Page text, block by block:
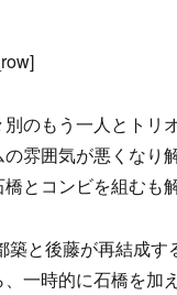
のもう一人とトリ
雰囲気が悪くなり
とコンビを組むも
築と後藤が再結成す
一時的に石橋を加